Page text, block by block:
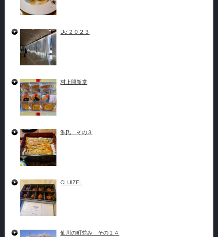
De’２０２３
村上開新堂
源氏 その３
CLUIZEL
仙川の町並み その１４